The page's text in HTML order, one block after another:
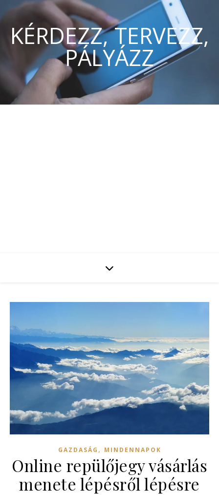
KÉRDEZZ, TERVEZZ,
PÁLYÁZZ
GAZDASÁG , MINDENNAPOK
Online repülőjegy vásárlás
menete lépésről lépésre